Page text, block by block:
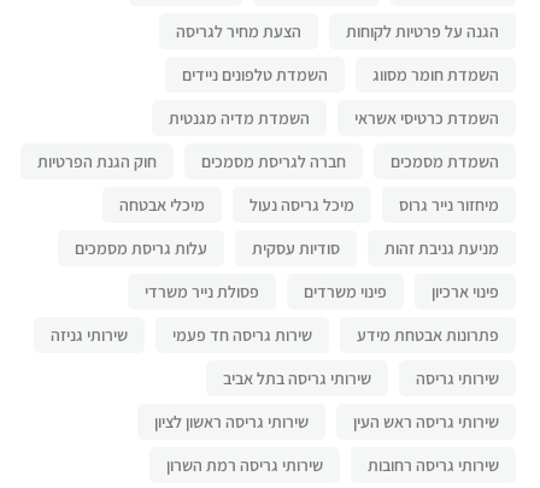
הגנה על פרטיות לקוחות
הצעת מחיר לגריסה
השמדת חומר מסווג
השמדת טלפונים ניידים
השמדת כרטיסי אשראי
השמדת מדיה מגנטית
השמדת מסמכים
חברה לגריסת מסמכים
חוק הגנת הפרטיות
מיחזור נייר גרוס
מיכל גריסה נעול
מיכלי אבטחה
מניעת גניבת זהות
סודיות עסקית
עלות גריסת מסמכים
פינוי ארכיון
פינוי משרדים
פסולת נייר משרדי
פתרונות אבטחת מידע
שירות גריסה חד פעמי
שירותי גניזה
שירותי גריסה
שירותי גריסה בתל אביב
שירותי גריסה ראש העין
שירותי גריסה ראשון לציון
שירותי גריסה רחובות
שירותי גריסה רמת השרון